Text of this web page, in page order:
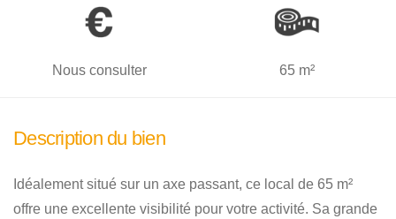
Nous consulter 65 m²
Description du bien
Idéalement situé sur un axe passant, ce local de 65 m²
offre une excellente visibilité pour votre activité. Sa grande